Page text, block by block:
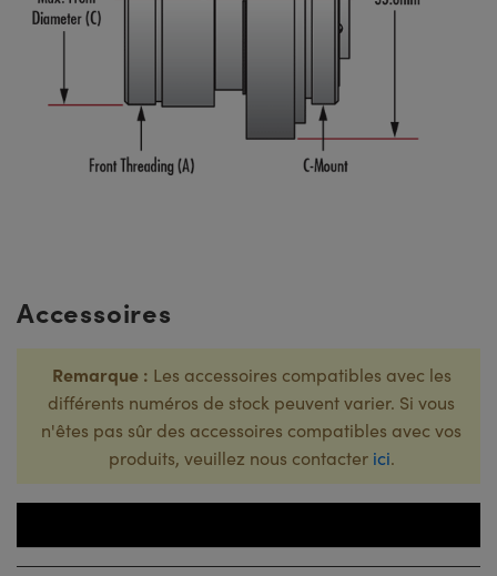
Accessoires
Remarque : Les accessoires compatibles avec les
différents numéros de stock peuvent varier. Si vous
n'êtes pas sûr des accessoires compatibles avec vos
produits, veuillez nous contacter ici.